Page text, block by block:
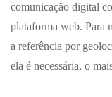
comunicação digital
plataforma web. Para
a referência por
ela é necessária, o